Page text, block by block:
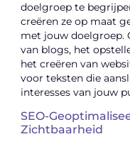
doelgroep te
creëren ze op maat
met jouw doelgroep.
van blogs, het
het creëren van
voor teksten die
interesses van jouw
SEO-
Zichtbaarheid